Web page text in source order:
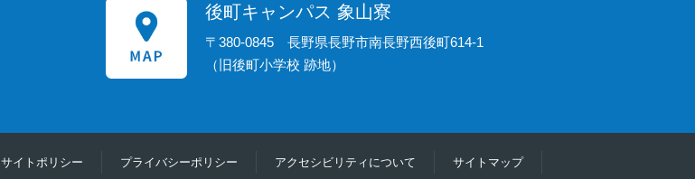
後町キャンパス 象山寮
〒380-0845 長野県長野市南長野西後町614-1
（旧後町小学校 跡地）
サイトポリシー プライバシーポリシー アクセシビリティについて サイトマップ